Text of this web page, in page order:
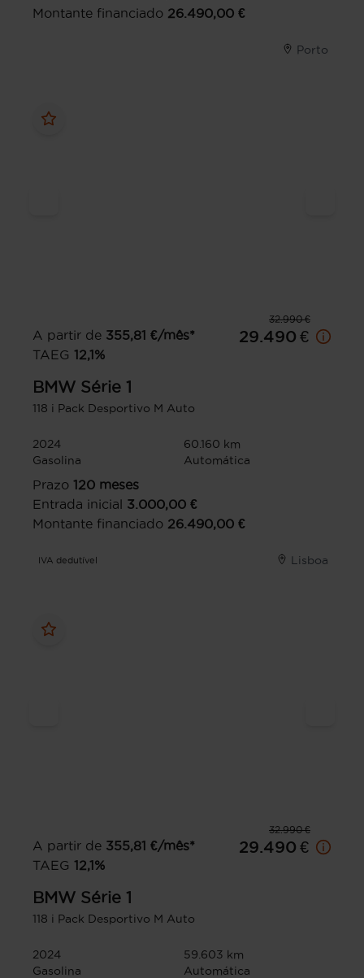
Montante financiado 26.490,00 €
Porto
32.990 €
A partir de 355,81 €/mês*
TAEG 12,1%
29.490 €
BMW Série 1
118 i Pack Desportivo M Auto
2024
60.160 km
Gasolina
Automática
Prazo 120 meses
Entrada inicial 3.000,00 €
Montante financiado 26.490,00 €
IVA dedutível Lisboa
32.990 €
A partir de 355,81 €/mês*
TAEG 12,1%
29.490 €
BMW Série 1
118 i Pack Desportivo M Auto
2024
59.603 km
Gasolina
Automática